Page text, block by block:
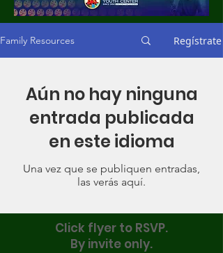
Family Resources Regístrate
Aún no hay ninguna
entrada publicada
en este idioma
Una vez que se publiquen entradas,
las verás aquí.
Click flyer to RSVP.
By invite only.